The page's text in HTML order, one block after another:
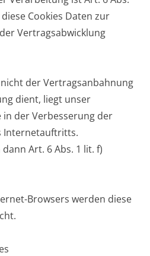
Cookies Daten zur
Vertragsabwicklung
der Vertragsanbahnung
dient, liegt unser
der Verbesserung der
Internetauftritts.
Art. 6 Abs. 1 lit. f)
Browsers werden diese